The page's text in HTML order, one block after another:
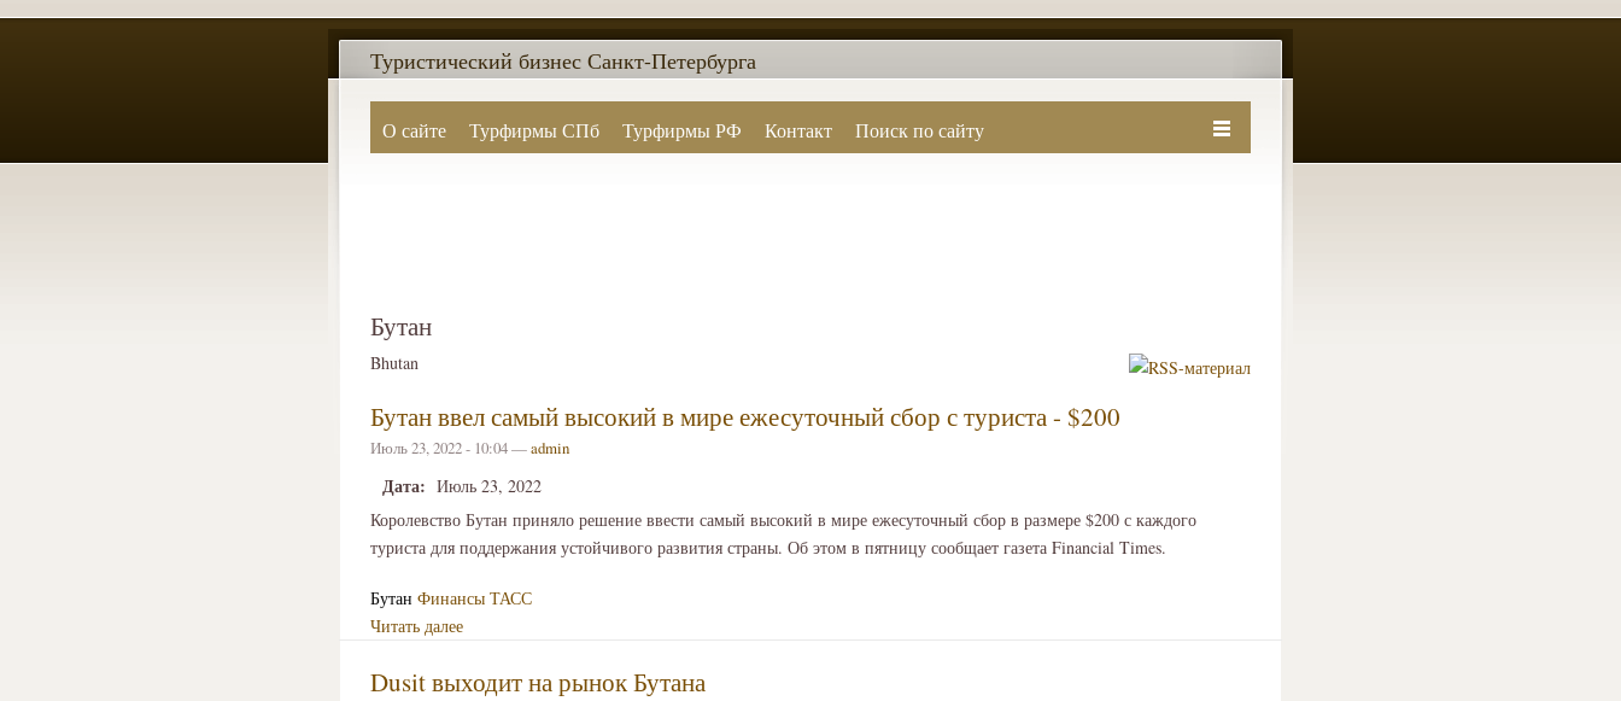
О сайте Турфирмы СПб Турфирмы РФ Контакт Поиск по сайту
Туристический бизнес Санкт-Петербурга
Бутан
Bhutan
Бутан ввел самый высокий в мире ежесуточный сбор с туриста - $200
Июль 23, 2022 - 10:04 —admin
Дата: Июль 23, 2022
Королевство Бутан приняло решение ввести самый высокий в мире ежесуточный сбор в размере $200 с каждого
туриста для поддержания устойчивого развития страны. Об этом в пятницу сообщает газета Financial Times.
Бутан Финансы ТАСС
Читать далее
Dusit выходит на рынок Бутана